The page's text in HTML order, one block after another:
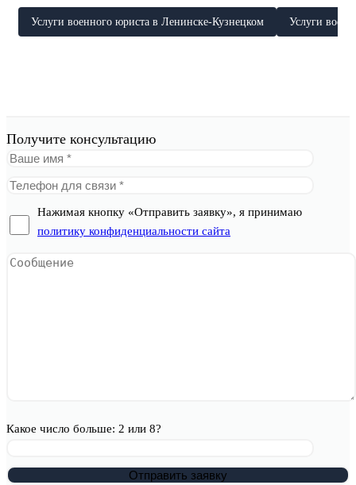
Услуги военного юриста в Ленинске-Кузнецком Услуги
Получите консультацию
Нажимая кнопку «Отправить заявку», я принимаю
политику конфиденциальности сайта
Какое число больше: 2 или 8?